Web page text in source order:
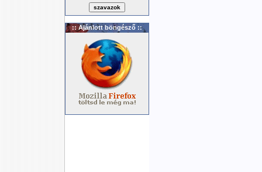
:: Ajánlott böngésző ::